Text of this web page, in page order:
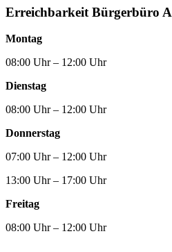
Erreichbarkeit Bürgerbüro
Montag
08:00 Uhr – 12:00 Uhr
Dienstag
08:00 Uhr – 12:00 Uhr
Donnerstag
07:00 Uhr – 12:00 Uhr
13:00 Uhr – 17:00 Uhr
Freitag
08:00 Uhr – 12:00 Uhr